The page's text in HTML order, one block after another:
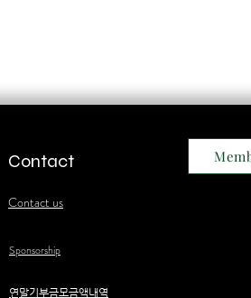
Contact
Contact us
Sponsorship
​연말기부금모금액내역